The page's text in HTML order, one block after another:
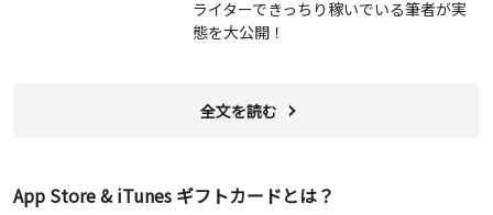
ライターできっちり稼いでいる筆者が実
態を大公開！
全文を読む
App Store & iTunes ギフトカードとは？